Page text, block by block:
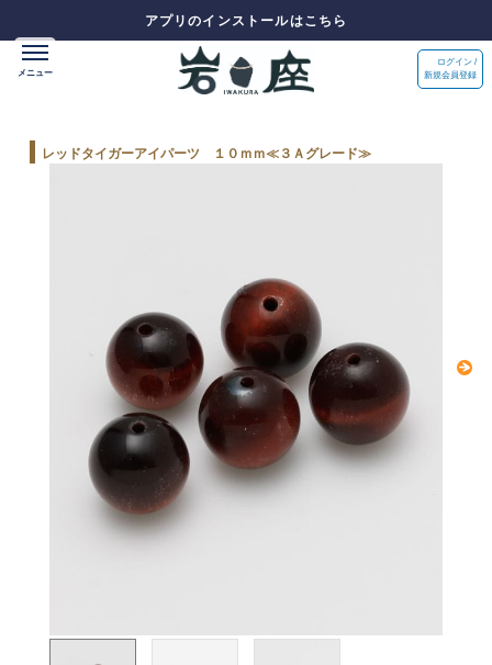
アプリのインストールはこちら
ログイン /
新規会員登録
レッドタイガーアイパーツ １０ｍｍ≪３Ａグレード≫